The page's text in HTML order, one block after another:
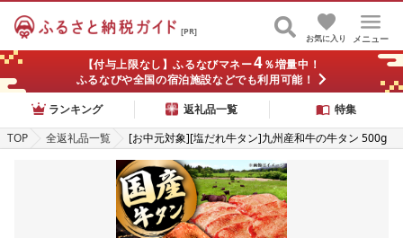
[PR]
メニュー
お気に入り
【付与上限なし】ふるなびマネー4％増量中！
ふるなびや全国の宿泊施設などでも利用可能！
ランキング
返礼品一覧
特集
TOP
全返礼品一覧
[お中元対象][塩だれ牛タン]九州産和牛の牛タン 500g
(約250g×2パック)[EAX084] 冷凍 小分け